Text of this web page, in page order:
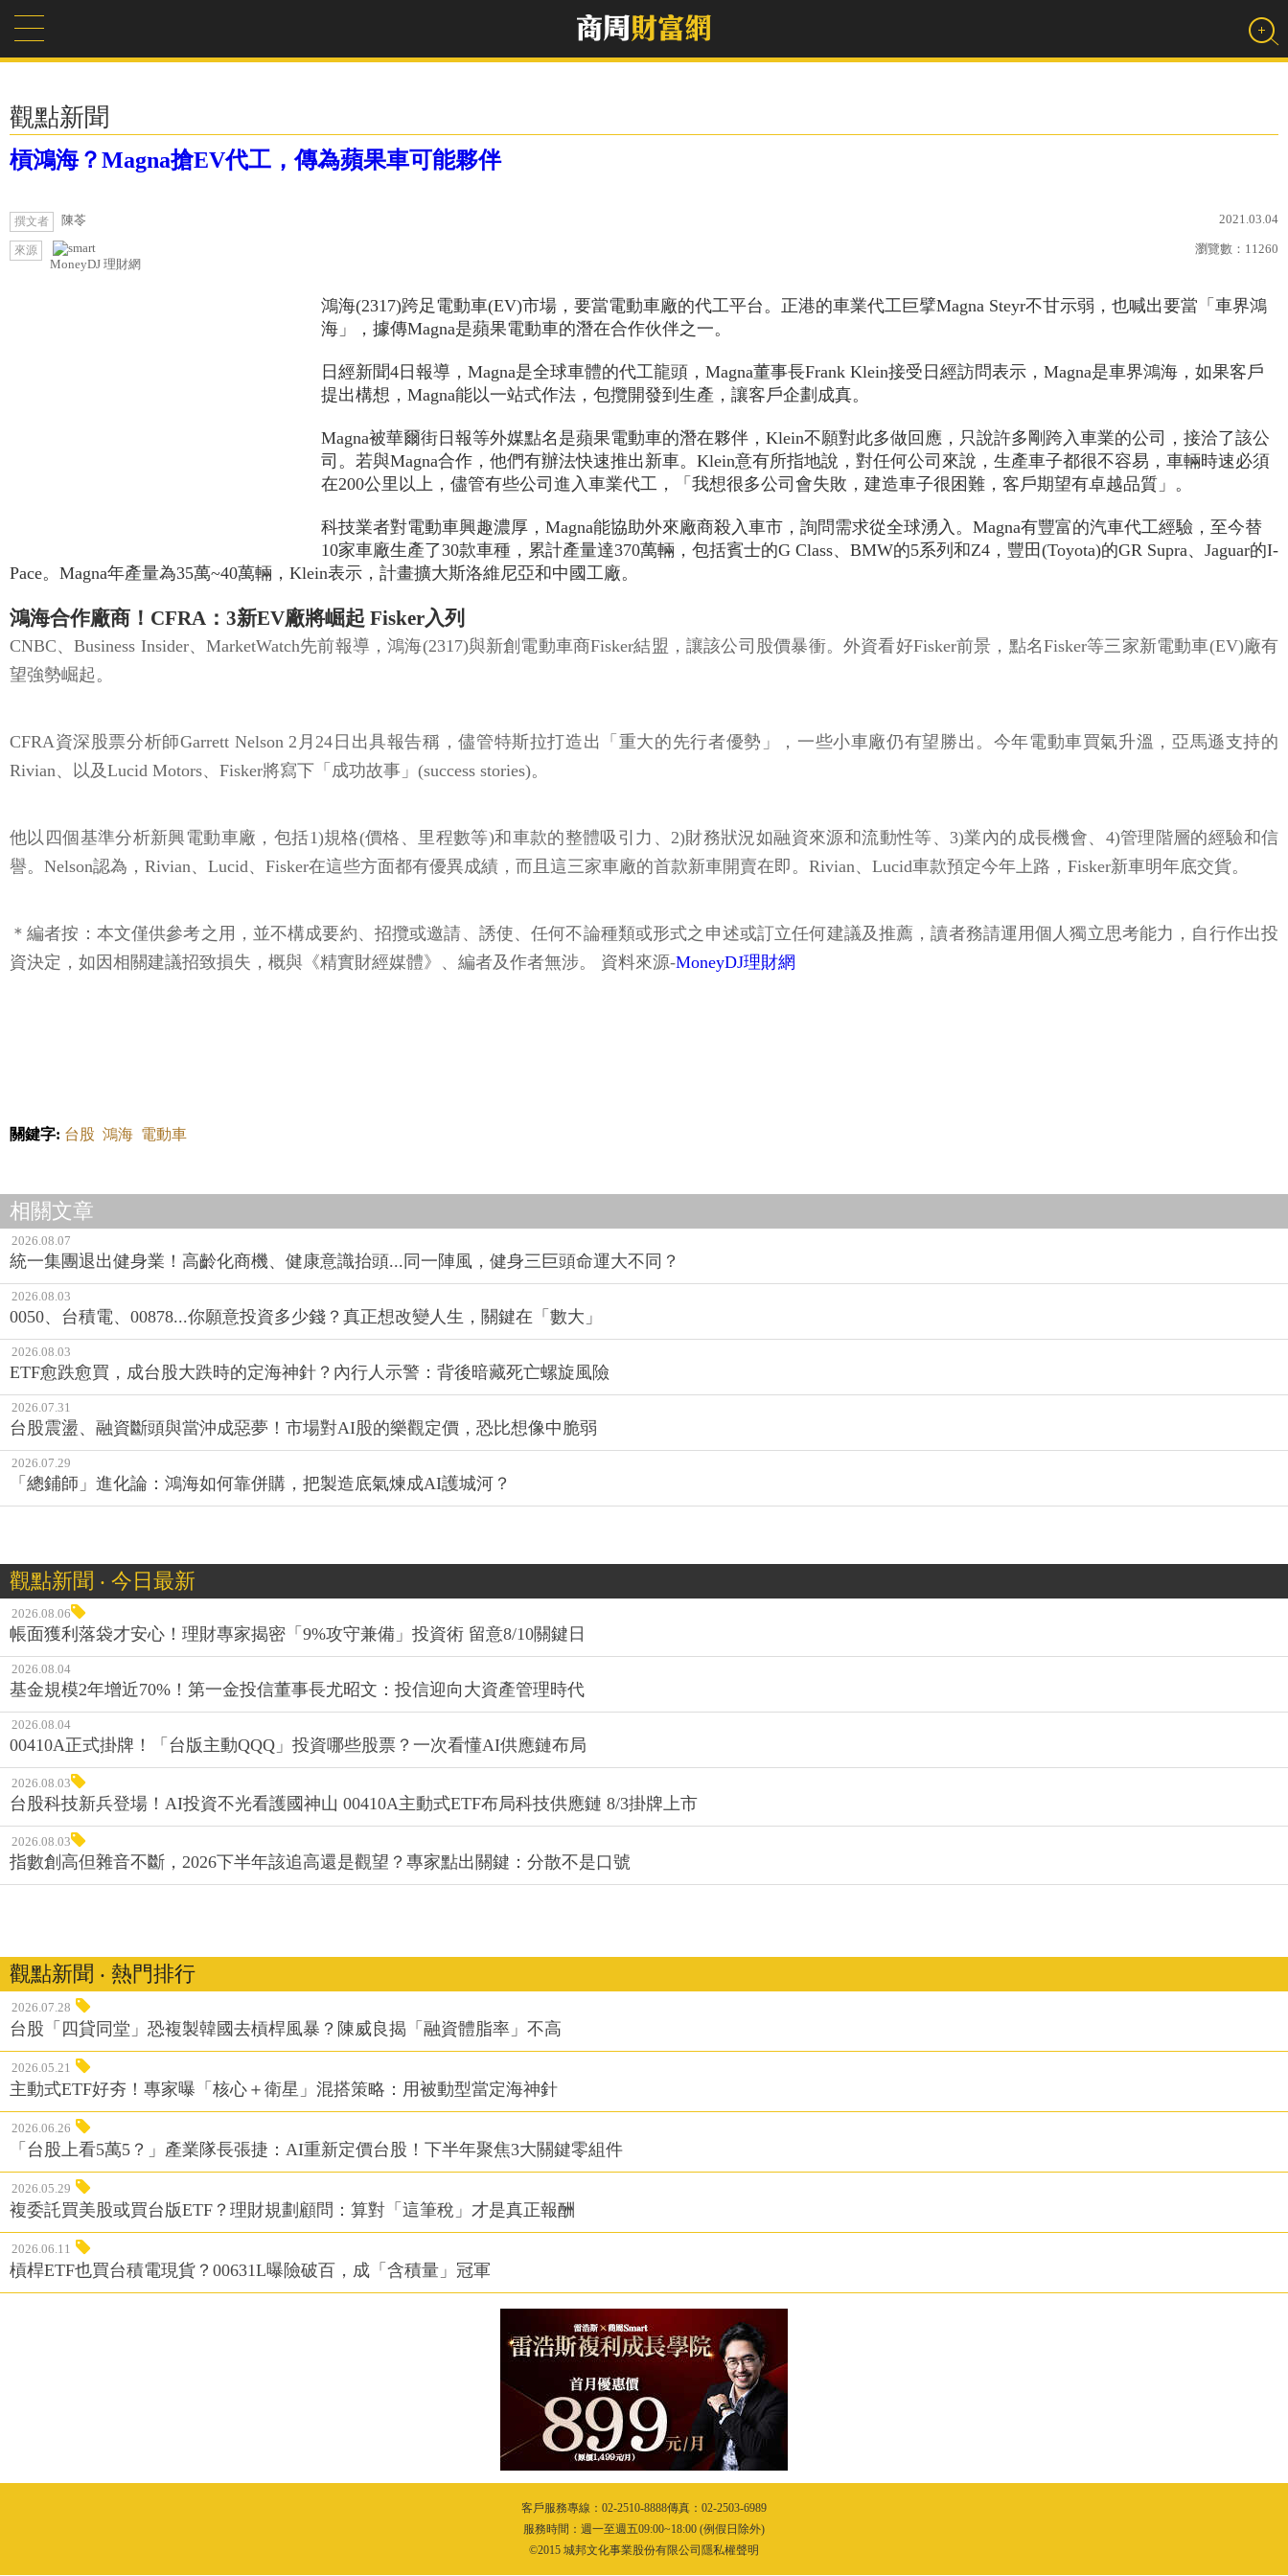
觀點新聞
槓鴻海？Magna搶EV代工，傳為蘋果車可能夥伴
撰文者 陳苓 2021.03.04
來源
MoneyDJ 理財網
瀏覽數： 11260
鴻海(2317)跨足電動車(EV)市場，要當電動車廠的代工平台。正港的車業代工巨擘Magna Steyr不甘示弱，也喊出要當「車界鴻
海」，據傳Magna是蘋果電動車的潛在合作伙伴之一。
日經新聞4日報導，Magna是全球車體的代工龍頭，Magna董事長Frank Klein接受日經訪問表示，Magna是車界鴻海，如果客戶
提出構想，Magna能以一站式作法，包攬開發到生產，讓客戶企劃成真。
Magna被華爾街日報等外媒點名是蘋果電動車的潛在夥伴，Klein不願對此多做回應，只說許多剛跨入車業的公司，接洽了該公
司。若與Magna合作，他們有辦法快速推出新車。Klein意有所指地說，對任何公司來說，生產車子都很不容易，車輛時速必須
在200公里以上，儘管有些公司進入車業代工，「我想很多公司會失敗，建造車子很困難，客戶期望有卓越品質」。
科技業者對電動車興趣濃厚，Magna能協助外來廠商殺入車市，詢問需求從全球湧入。Magna有豐富的汽車代工經驗，至今替
10家車廠生產了30款車種，累計產量達370萬輛，包括賓士的G Class、BMW的5系列和Z4，豐田(Toyota)的GR Supra、Jaguar的I-
Pace。Magna年產量為35萬~40萬輛，Klein表示，計畫擴大斯洛維尼亞和中國工廠。
鴻海合作廠商！CFRA：3新EV廠將崛起 Fisker入列
CNBC、Business Insider、MarketWatch先前報導，鴻海(2317)與新創電動車商Fisker結盟，讓該公司股價暴衝。外資看好Fisker前景，點名Fisker等三家新電動車(EV)廠有
望強勢崛起。
CFRA資深股票分析師Garrett Nelson 2月24日出具報告稱，儘管特斯拉打造出「重大的先行者優勢」，一些小車廠仍有望勝出。今年電動車買氣升溫，亞馬遜支持的
Rivian、以及Lucid Motors、Fisker將寫下「成功故事」(success stories)。
他以四個基準分析新興電動車廠，包括1)規格(價格、里程數等)和車款的整體吸引力、2)財務狀況如融資來源和流動性等、3)業內的成長機會、4)管理階層的經驗和信
譽。Nelson認為，Rivian、Lucid、Fisker在這些方面都有優異成績，而且這三家車廠的首款新車開賣在即。Rivian、Lucid車款預定今年上路，Fisker新車明年底交貨。
＊編者按：本文僅供參考之用，並不構成要約、招攬或邀請、誘使、任何不論種類或形式之申述或訂立任何建議及推薦，讀者務請運用個人獨立思考能力，自行作出投
資決定，如因相關建議招致損失，概與《精實財經媒體》、編者及作者無涉。 資料來源-MoneyDJ理財網
關鍵字: 台股 鴻海 電動車
相關文章
2026.08.07
統一集團退出健身業！高齡化商機、健康意識抬頭...同一陣風，健身三巨頭命運大不同？
2026.08.03
0050、台積電、00878...你願意投資多少錢？真正想改變人生，關鍵在「數大」
2026.08.03
ETF愈跌愈買，成台股大跌時的定海神針？內行人示警：背後暗藏死亡螺旋風險
2026.07.31
台股震盪、融資斷頭與當沖成惡夢！市場對AI股的樂觀定價，恐比想像中脆弱
2026.07.29
「總鋪師」進化論：鴻海如何靠併購，把製造底氣煉成AI護城河？
觀點新聞 ‧ 今日最新
2026.08.06
帳面獲利落袋才安心！理財專家揭密「9%攻守兼備」投資術 留意8/10關鍵日
2026.08.04
基金規模2年增近70%！第一金投信董事長尤昭文：投信迎向大資產管理時代
2026.08.04
00410A正式掛牌！「台版主動QQQ」投資哪些股票？一次看懂AI供應鏈布局
2026.08.03
台股科技新兵登場！AI投資不光看護國神山 00410A主動式ETF布局科技供應鏈 8/3掛牌上市
2026.08.03
指數創高但雜音不斷，2026下半年該追高還是觀望？專家點出關鍵：分散不是口號
觀點新聞 ‧ 熱門排行
2026.07.28
台股「四貸同堂」恐複製韓國去槓桿風暴？陳威良揭「融資體脂率」不高
2026.05.21
主動式ETF好夯！專家曝「核心＋衛星」混搭策略：用被動型當定海神針
2026.06.26
「台股上看5萬5？」產業隊長張捷：AI重新定價台股！下半年聚焦3大關鍵零組件
2026.05.29
複委託買美股或買台版ETF？理財規劃顧問：算對「這筆稅」才是真正報酬
2026.06.11
槓桿ETF也買台積電現貨？00631L曝險破百，成「含積量」冠軍
客戶服務專線：02-2510-8888傳真：02-2503-6989
服務時間：週一至週五09:00~18:00 (例假日除外)
©2015 城邦文化事業股份有限公司隱私權聲明